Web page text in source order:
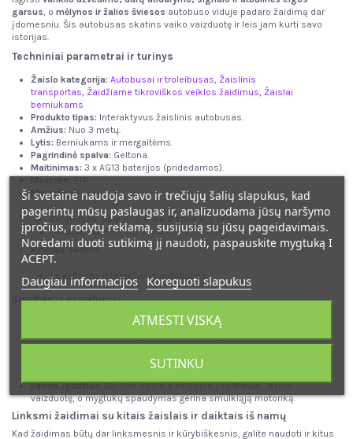
garsus , o mėlynos ir žalios šviesos autobuso viduje padaro žaidimą dar
įdomesniu. Šis autobusas skatins vaiko vaizduotę ir leis jam kurti savo
istorijas.
Techniniai parametrai ir turinys
Žaislo kategorija: Autobusai ir troleibusas, Žaislinis
transportas, Žaidžiame tikroviškos veiklos žaidimus, Žaislai
berniukams
Produkto tipas: Interaktyvus žaislinis autobusas.
Amžius: Nuo 3 metų.
Lytis: Berniukams ir mergaitėms.
Pagrindinė spalva: Geltona.
Maitinimas: 3 x AG13 baterijos (pridedamos).
Matmenys:
Autobusas: apie 27,5 cm x 9 cm x 6,5 cm.
Pakuotė: apie 33 cm x 13,3 cm x 9,3 cm.
Rinkinio sudėtis:
1 x geltonas interaktyvus autobusas.
Savybės ir privalumai
Žaislas atkartoja tikro autobuso išvaizdą, su
Interaktyvumas:Garso ir šviesos efektai suteikia žaidimui daugiau
tikroviškumo ir pritraukia vaiko dėmesį.
Lavina įgūdžius:Žaislas skatina vaidmenų žaidimus, lavina
vaizduotę, o mygtukų spaudymas gerina smulkiąją motoriką.
Linksmi žaidimai su kitais žaislais ir daiktais iš namų
Kad žaidimas būtų dar linksmesnis ir kūrybiškesnis, galite naudoti ir kitus
Ši svetainė naudoja savo ir trečiųjų šalių slapukus, kad
pagerintų mūsų paslaugas ir, analizuodama jūsų naršymo
įpročius, rodytų reklamą, susijusią su jūsų pageidavimais.
Norėdami duoti sutikimą jį naudoti, paspauskite mygtuką I
ACEPT.
Daugiau informacijos Koreguoti slapukus
ATMESTI VISKĄ
SUTINKU